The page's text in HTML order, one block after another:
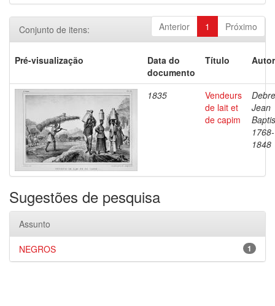
Anterior 1 Próximo
Conjunto de itens:
Pré-visualização
Data do
documento
Título
1835
Vendeurs
de lait et
de capim
Jean
1768-
1848
Sugestões de pesquisa
Assunto
1
NEGROS